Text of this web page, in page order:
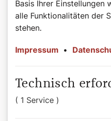
©Wiener Domverlag
Basis Ihrer Einstellungen
alle Funktionalitäten der
stehen.
Impressum •
Technisch
( 1 Service )